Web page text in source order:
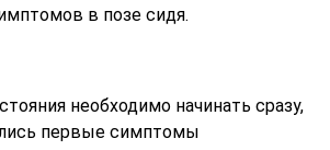
в позе сидя.
необходимо начинать сразу,
первые симптомы